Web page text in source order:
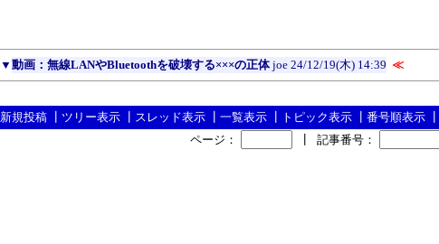
▼ 動画：無線LANやBluetoothを破壊する×××の正体 joe 24/12/19(木) 14:39 ≪
新規投稿
ツリー表示 スレッド表示 一覧表示 トピック表示 番号順表示
ページ： 記事番号：